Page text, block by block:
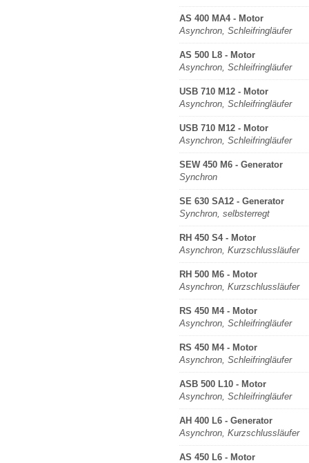
AS 400 MA4 - Motor
Asynchron, Schleifringläufer
AS 500 L8 - Motor
Asynchron, Schleifringläufer
USB 710 M12 - Motor
Asynchron, Schleifringläufer
USB 710 M12 - Motor
Asynchron, Schleifringläufer
SEW 450 M6 - Generator
Synchron
SE 630 SA12 - Generator
Synchron, selbsterregt
RH 450 S4 - Motor
Asynchron, Kurzschlussläufer
RH 500 M6 - Motor
Asynchron, Kurzschlussläufer
RS 450 M4 - Motor
Asynchron, Schleifringläufer
RS 450 M4 - Motor
Asynchron, Schleifringläufer
ASB 500 L10 - Motor
Asynchron, Schleifringläufer
AH 400 L6 - Generator
Asynchron, Kurzschlussläufer
AS 450 L6 - Motor